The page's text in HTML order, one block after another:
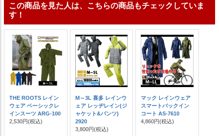
この商品を見た人は、こちらの商品もチェックしていま
す！
THE ROOTS レイン
ウェア ベーシックレ
インスーツ ARG-100
2,530円(税込)
M～3L 喜多 レインウ
ェア レッヂレイン(ジ
ャケット&パンツ)
2920
3,800円(税込)
マック レインウェア
スマートバックイン
コート AS-7610
4,860円(税込)